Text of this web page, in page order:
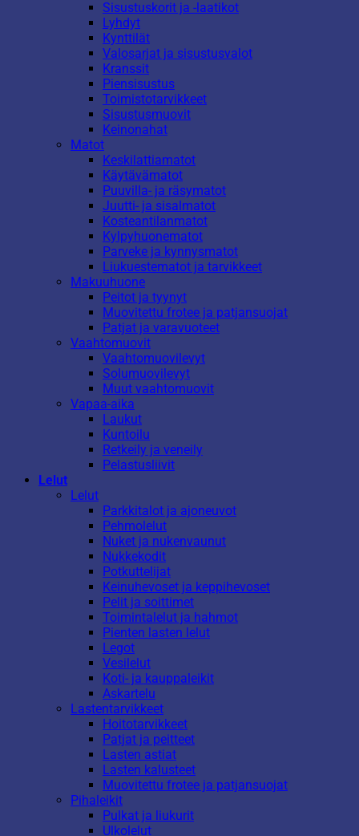
Sisustuskorit ja -laatikot
Lyhdyt
Kynttilät
Valosarjat ja sisustusvalot
Kranssit
Piensisustus
Toimistotarvikkeet
Sisustusmuovit
Keinonahat
Matot
Keskilattiamatot
Käytävämatot
Puuvilla- ja räsymatot
Juutti- ja sisalmatot
Kosteantilanmatot
Kylpyhuonematot
Parveke ja kynnysmatot
Liukuestematot ja tarvikkeet
Makuuhuone
Peitot ja tyynyt
Muovitettu frotee ja patjansuojat
Patjat ja varavuoteet
Vaahtomuovit
Vaahtomuovilevyt
Solumuovilevyt
Muut vaahtomuovit
Vapaa-aika
Laukut
Kuntoilu
Retkeily ja veneily
Pelastusliivit
Lelut
Lelut
Parkkitalot ja ajoneuvot
Pehmolelut
Nuket ja nukenvaunut
Nukkekodit
Potkuttelijat
Keinuhevoset ja keppihevoset
Pelit ja soittimet
Toimintalelut ja hahmot
Pienten lasten lelut
Legot
Vesilelut
Koti- ja kauppaleikit
Askartelu
Lastentarvikkeet
Hoitotarvikkeet
Patjat ja peitteet
Lasten astiat
Lasten kalusteet
Muovitettu frotee ja patjansuojat
Pihaleikit
Pulkat ja liukurit
Ulkolelut